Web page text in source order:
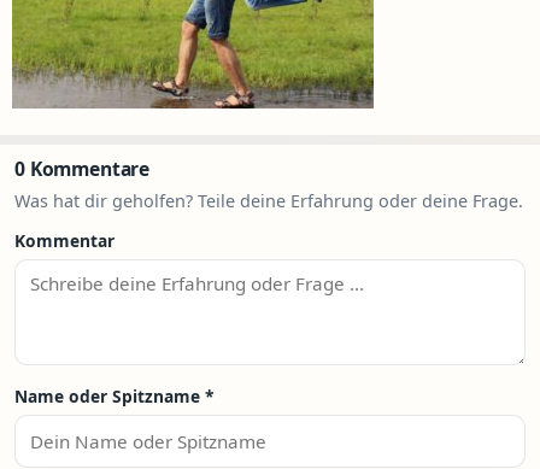
0 Kommentare
Was hat dir geholfen? Teile deine Erfahrung oder deine Frage.
Kommentar
Name oder Spitzname *